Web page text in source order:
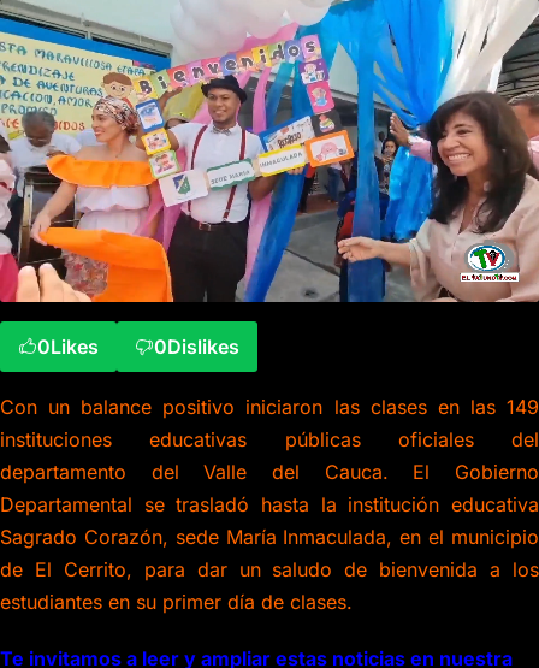
0Likes 0Dislikes
Con un balance positivo iniciaron las clases en las 149
instituciones educativas públicas oficiales del
departamento del Valle del Cauca. El Gobierno
Departamental se trasladó hasta la institución educativa
Sagrado Corazón, sede María Inmaculada, en el municipio
de El Cerrito, para dar un saludo de bienvenida a los
estudiantes en su primer día de clases.
Te invitamos a leer y ampliar estas noticias en nuestra